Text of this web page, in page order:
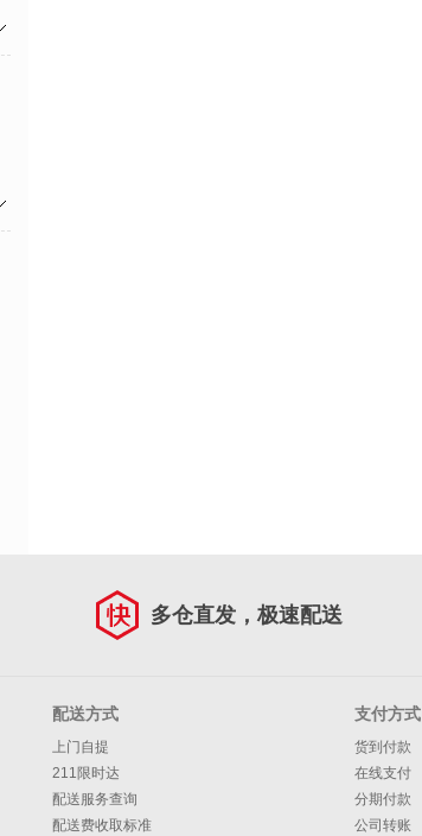
多仓直发，极速配送
配送方式
上门自提
211限时达
配送服务查询
配送费收取标准
支付方式
货到付款
在线支付
分期付款
公司转账